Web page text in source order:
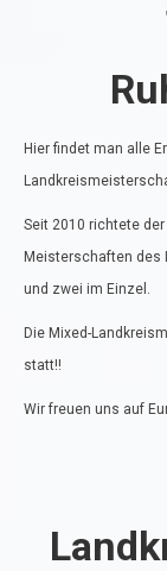
Hier findet man alle
Seit 2010 richtete
Meisterschaften des
und zwei im Einzel.
Die Mixed-
statt!!
Wir freuen uns auf